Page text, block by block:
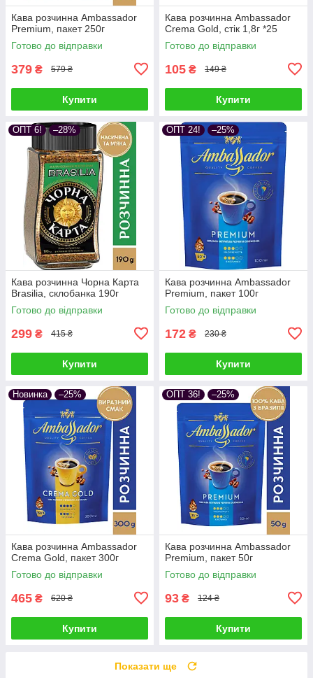
Кава розчинна Ambassador
Premium, пакет 250г
Готово до відправки
379 ₴ 579 ₴
Купити
Кава розчинна Ambassador
Crema Gold, стік 1,8г *25
Готово до відправки
105 ₴ 149 ₴
Купити
ОПТ 6! –28%
Кава розчинна Чорна Карта
Brasilia, склобанка 190г
Готово до відправки
299 ₴ 415 ₴
Купити
ОПТ 24! –25%
Кава розчинна Ambassador
Premium, пакет 100г
Готово до відправки
172 ₴ 230 ₴
Купити
Новинка –25%
Кава розчинна Ambassador
Crema Gold, пакет 300г
Готово до відправки
465 ₴ 620 ₴
Купити
ОПТ 36! –25%
Кава розчинна Ambassador
Premium, пакет 50г
Готово до відправки
93 ₴ 124 ₴
Купити
Показати ще